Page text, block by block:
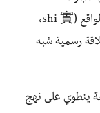
“كلام/yan 言” والأسماء/”ming名” وبين الواقع (shi 實،
رسمية شبه
ينطوي على نهج